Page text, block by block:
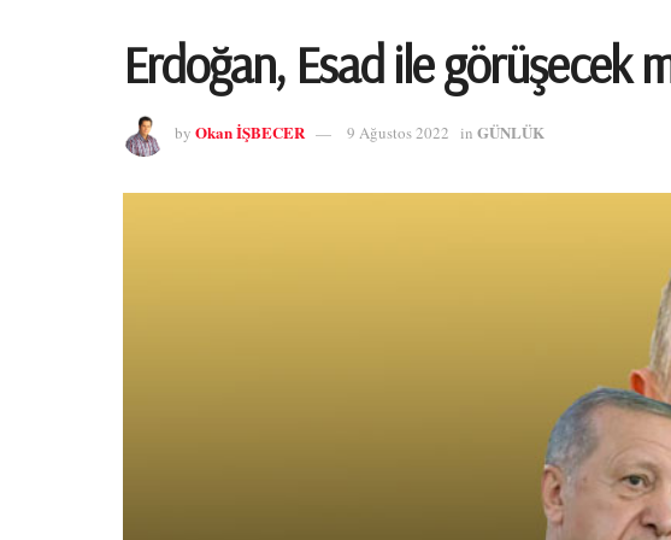
Erdoğan, Esad ile görüşecek
by Okan İŞBECER 9 Ağustos 2022 in GÜNLÜK